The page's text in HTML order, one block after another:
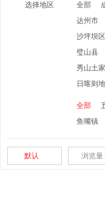
选择地区 全部
达州市
沙坪坝区
璧山县
秀山土
日喀则
全部
鱼嘴镇
默认 浏览量